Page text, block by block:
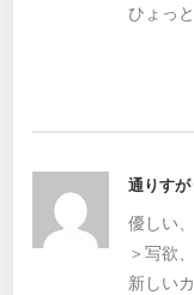
ひょっ
通りす
優しい
＞写欲
新しい